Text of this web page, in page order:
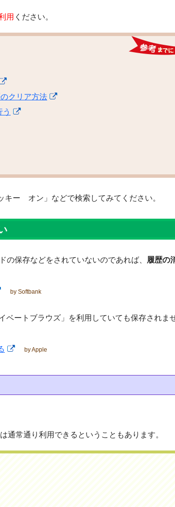
用 ください。
クリア方法
ー オン」などで検索してみてください。
保存などをされていないのであれば、 履歴の
by Softbank
ベートブラウズ」を利用していても保存されま
by Apple
通常通り利用できるということもあります。